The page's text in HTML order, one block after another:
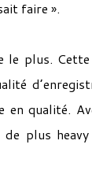
faire ».
le plus.
qualité.
plus